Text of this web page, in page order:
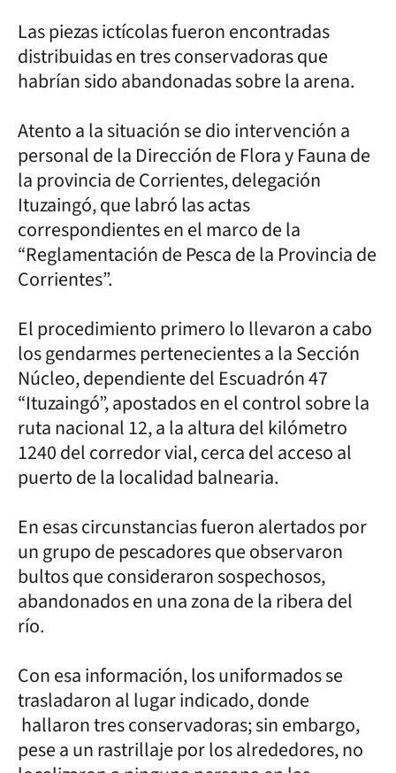
Las piezas ictícolas fueron encontradas
distribuidas en tres conservadoras que
habrían sido abandonadas sobre la arena.
Atento a la situación se dio intervención a
personal de la Dirección de Flora y Fauna de
la provincia de Corrientes, delegación
Ituzaingó, que labró las actas
correspondientes en el marco de la
“Reglamentación de Pesca de la Provincia de
Corrientes”.
El procedimiento primero lo llevaron a cabo
los gendarmes pertenecientes a la Sección
Núcleo, dependiente del Escuadrón 47
“Ituzaingó”, apostados en el control sobre la
ruta nacional 12, a la altura del kilómetro
1240 del corredor vial, cerca del acceso al
puerto de la localidad balnearia.
En esas circunstancias fueron alertados por
un grupo de pescadores que observaron
bultos que consideraron sospechosos,
abandonados en una zona de la ribera del
río.
Con esa información, los uniformados se
trasladaron al lugar indicado, donde
hallaron tres conservadoras; sin embargo,
pese a un rastrillaje por los alrededores, no